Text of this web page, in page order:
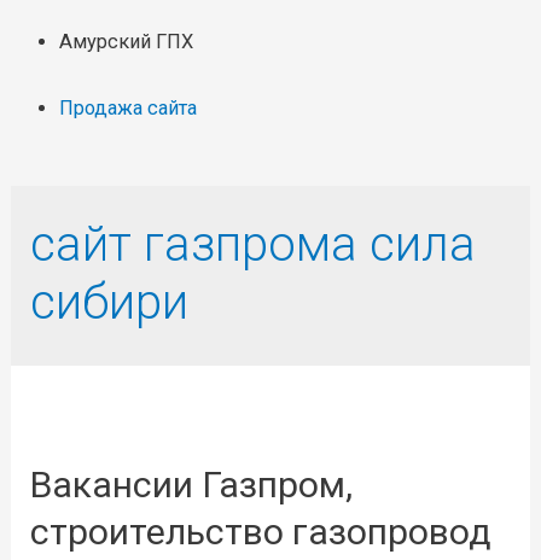
Амурский ГПХ
Продажа сайта
сайт газпрома сила
сибири
Вакансии Газпром,
строительство газопровод